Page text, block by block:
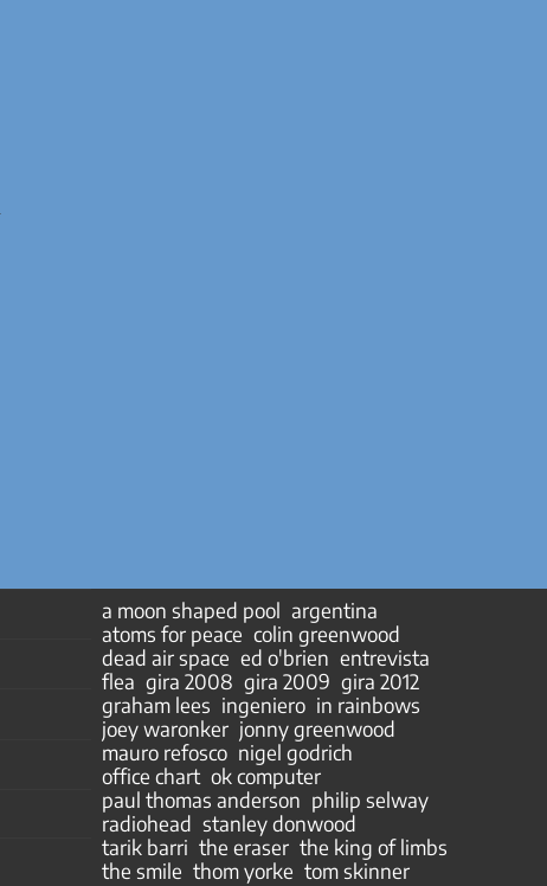
a moon shaped pool argentina
atoms for peace colin greenwood
dead air space ed o'brien entrevista
flea gira 2008 gira 2009 gira 2012
graham lees ingeniero in rainbows
joey waronker jonny greenwood
mauro refosco nigel godrich
office chart ok computer
paul thomas anderson philip selway
radiohead stanley donwood
tarik barri the eraser the king of limbs
the smile thom yorke tom skinner